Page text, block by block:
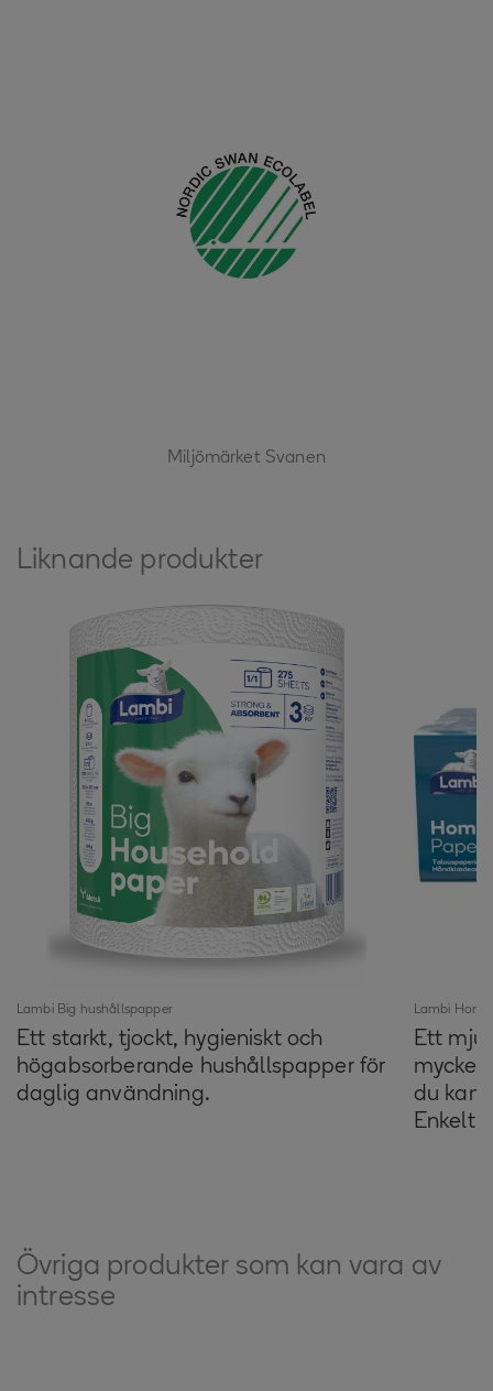
Miljömärket Svanen
Liknande produkter
Lambi Big hushållspapper
Ett starkt, tjockt, hygieniskt och
högabsorberande hushållspapper för
daglig användning.
Lambi
Ett
mycket
du kan
Enkelt
Övriga produkter som kan vara av
intresse